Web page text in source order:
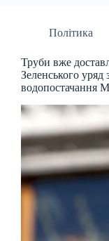
Політика
Труби вже
Зеленського уряд
водопостачання